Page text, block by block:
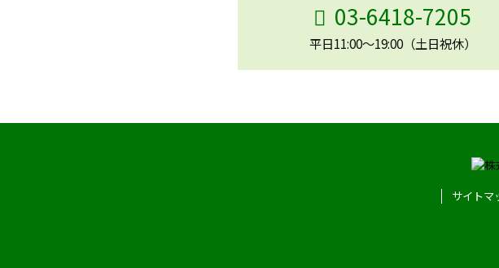
03-6418-7205
平日11:00〜19:00（土日祝休）
サイトマ